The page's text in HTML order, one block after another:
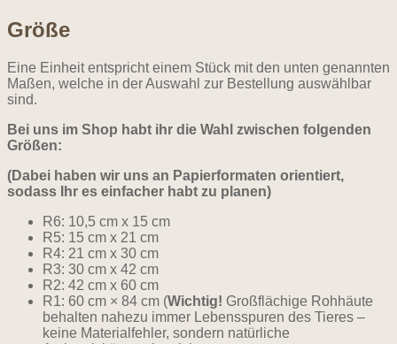
Größe
Eine Einheit entspricht einem Stück mit den unten genannten
Maßen, welche in der Auswahl zur Bestellung auswählbar
sind.
Bei uns im Shop habt ihr die Wahl zwischen folgenden
Größen:
(Dabei haben wir uns an Papierformaten orientiert,
sodass Ihr es einfacher habt zu planen)
R6: 10,5 cm x 15 cm
R5: 15 cm x 21 cm
R4: 21 cm x 30 cm
R3: 30 cm x 42 cm
R2: 42 cm x 60 cm
R1: 60 cm × 84 cm (Wichtig! Großflächige Rohhäute
behalten nahezu immer Lebensspuren des Tieres –
keine Materialfehler, sondern natürliche